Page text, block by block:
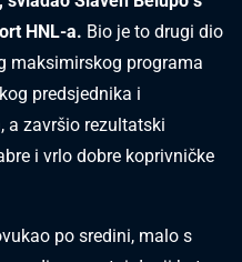
HNL-a. Bio je to drugi dio
maksimirskog programa
predsjednika i
, a završio rezultatski
i vrlo dobre koprivničke
po sredini, malo s